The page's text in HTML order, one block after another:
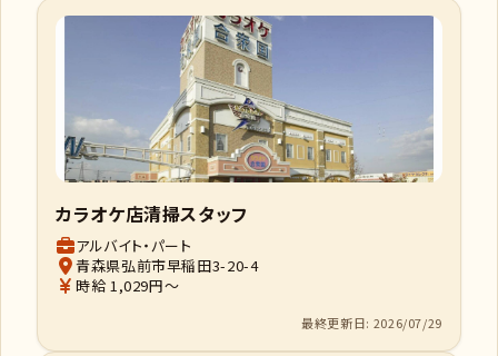
カラオケ店清掃スタッフ
アルバイト・パート
青森県弘前市早稲田3-20-4
時給 1,029円～
最終更新日: 2026/07/29